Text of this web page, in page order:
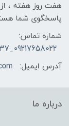
پاسخگوی شما
شماره تماس:
09217658022_09353503037 _02166836216
آدرس ایمیل:
درباره ما